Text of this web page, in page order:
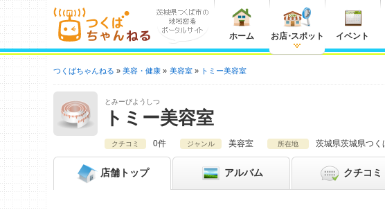
ホーム お店・スポット イベント
つくばちゃんねる 美容・健康 美容室 トミー美容室
とみーびようしつ
トミー美容室
クチコミ 0件 ジャンル 美容室 所在地 茨城県茨城県つく
店舗 トップ アルバム クチコミ